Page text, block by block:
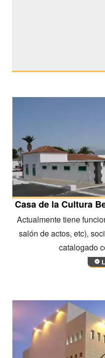
Casa de la Cultura
Actualmente tiene
salón de actos, etc),
catalogado